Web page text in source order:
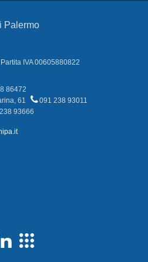
Palermo
IVA 00605880822
86472
61
091 238 93011
93666